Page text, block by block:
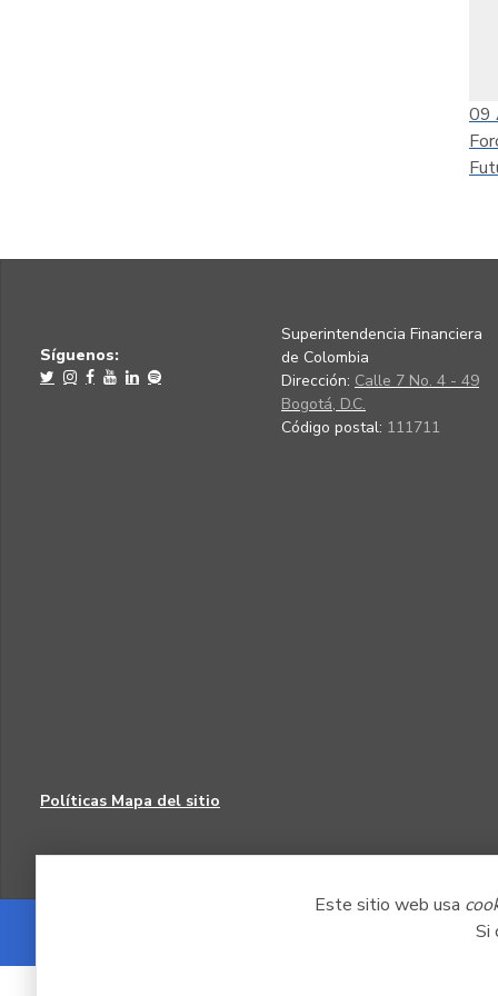
Este sitio web usa
Si
09
Síguenos:
Superintendencia Financiera
de Colombia
Dirección: Calle 7 No. 4 - 49
Bogotá, D.C.
Código postal: 111711
Políticas Mapa del sitio